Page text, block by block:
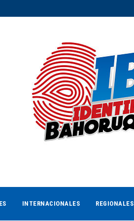
INTERNACIONALES REGIONALES